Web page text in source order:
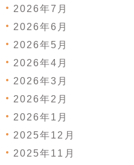
2026年7月
2026年6月
2026年5月
2026年4月
2026年3月
2026年2月
2026年1月
2025年12月
2025年11月